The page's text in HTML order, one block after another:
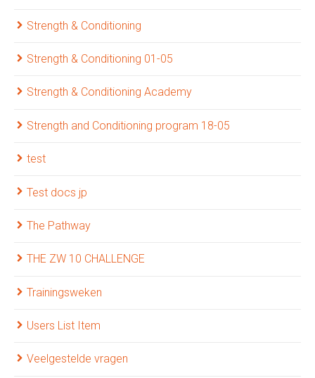
Strength & Conditioning
Strength & Conditioning 01-05
Strength & Conditioning Academy
Strength and Conditioning program 18-05
test
Test docs jp
The Pathway
THE ZW 10 CHALLENGE
Trainingsweken
Users List Item
Veelgestelde vragen